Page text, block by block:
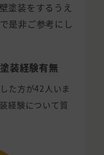
塗装をするうえ
是非ご参考にし
装経験有無
た方が42人いま
経験について質